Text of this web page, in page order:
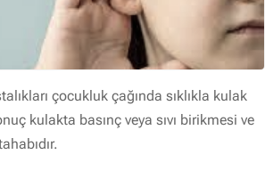
çocukluk çağında sıklıkla kulak
kulakta basınç veya sıvı birikmesi ve